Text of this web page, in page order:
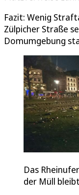
Fazit: Wenig
Zülpicher Straße
Domumgebung
Das
der Müll